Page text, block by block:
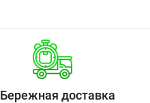
Бережная доставка